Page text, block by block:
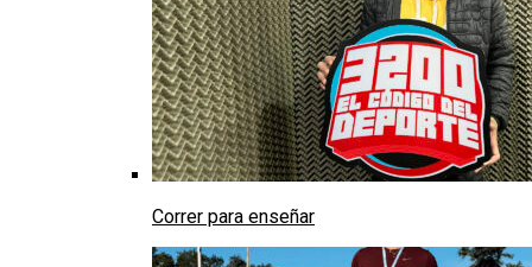
Correr para enseñar